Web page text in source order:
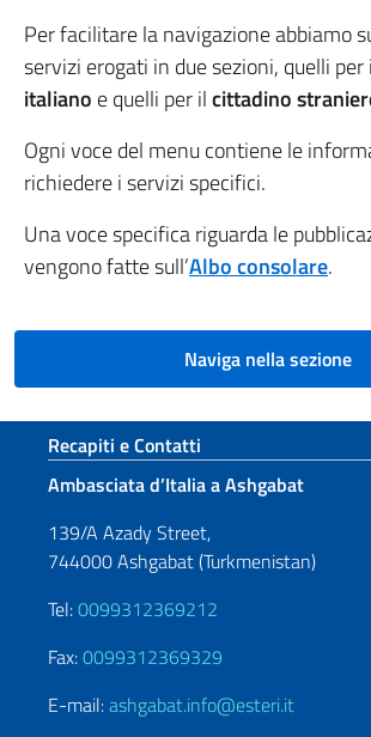
Per facilitare la navigazione abbiamo
servizi erogati in due sezioni, quelli per
italiano e quelli per ilcittadino
Ogni voce del menu contiene le
richiedere i servizi specifici.
Una voce specifica riguarda le
vengono fatte sull’Albo consolare.
Naviga nella sezione
Sezione footer
Recapiti e Contatti
Ambasciata d’Italia a Ashgabat
139/A Azady Street,
744000 Ashgabat (Turkmenistan)
Tel:0099312369212
Fax:0099312369329
E-mail:ashgabat.info@esteri.it